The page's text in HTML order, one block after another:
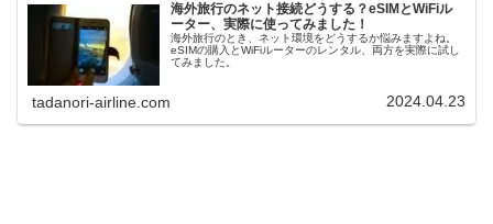
海外旅行のネット接続どうする？eSIMとWiFiル
ーター、実際に使ってみました！
海外旅行のとき、ネット環境をどうするか悩みますよね。
eSIMの購入とWiFiルーターのレンタル、両方を実際に試し
てみました。
tadanori-airline.com 2024.04.23